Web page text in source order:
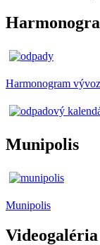
Harmonogram
Munipolis
Munipolis
Videogaléria